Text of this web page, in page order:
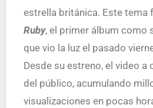
estrella británica. Este tema
Ruby, el primer álbum como
que vio la luz el pasado
Desde su estreno, el video a
del público, acumulando
visualizaciones en pocas